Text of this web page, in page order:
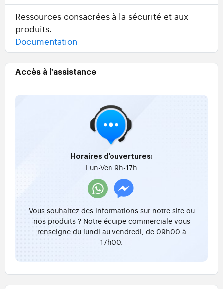
Ressources consacrées à la sécurité et aux
produits.
Documentation
Accès à l'assistance
Horaires d'ouvertures:
Lun-Ven 9h-17h
Vous souhaitez des informations sur notre site ou
nos produits ? Notre équipe commerciale vous
renseigne du lundi au vendredi, de 09h00 à
17h00.